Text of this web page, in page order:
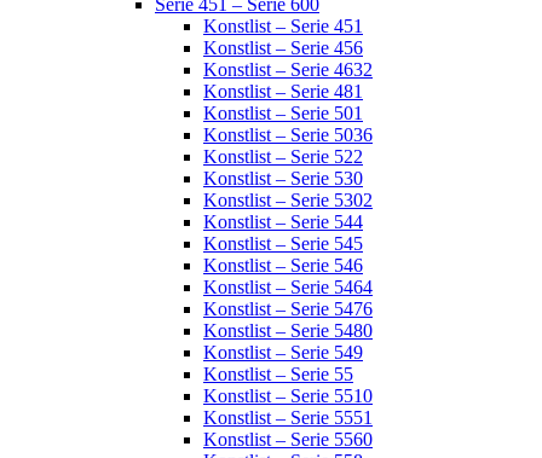
Serie 451 – Serie 600
Konstlist – Serie 451
Konstlist – Serie 456
Konstlist – Serie 4632
Konstlist – Serie 481
Konstlist – Serie 501
Konstlist – Serie 5036
Konstlist – Serie 522
Konstlist – Serie 530
Konstlist – Serie 5302
Konstlist – Serie 544
Konstlist – Serie 545
Konstlist – Serie 546
Konstlist – Serie 5464
Konstlist – Serie 5476
Konstlist – Serie 5480
Konstlist – Serie 549
Konstlist – Serie 55
Konstlist – Serie 5510
Konstlist – Serie 5551
Konstlist – Serie 5560